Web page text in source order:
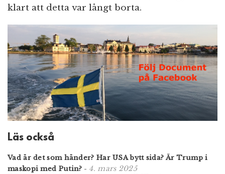
klart att detta var långt borta.
Läs också
Vad är det som händer? Har USA bytt sida? Är Trump i
maskopi med Putin? - 4. mars 2025